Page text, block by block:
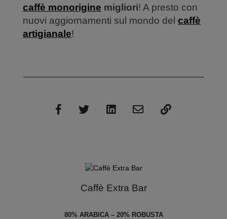
caffè monorigine migliori! A presto con
nuovi aggiornamenti sul mondo del caffè
artigianale!
Caffè Extra Bar
80% ARABICA – 20% ROBUSTA